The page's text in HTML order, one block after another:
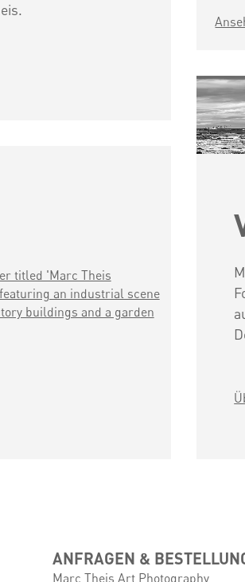
ANFRAGEN &
Marc Theis Art Photography